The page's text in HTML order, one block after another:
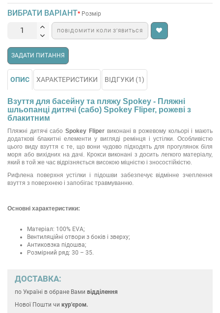
ВИБРАТИ ВАРІАНТ Розмір
ПОВІДОМИТИ КОЛИ З’ЯВИТЬСЯ
ЗАДАТИ ПИТАННЯ
ОПИС ХАРАКТЕРИСТИКИ ВІДГУКИ (1)
Взуття для басейну та пляжу Spokey - Пляжні
шльопанці дитячі (сабо) Spokey Fliper, рожеві з
блакитним
Пляжні дитячі сабоSpokey Fliperвиконані в рожевому кольорі і мають
додаткові блакитні елементи у вигляді ремінця і устілки. Особливістю
цього виду взуття є те, що вони чудово підходять для прогулянок біля
моря або вихідних на дачі. Крокси виконані з досить легкого матеріалу,
який в той же час відрізняється високою міцністю і зносостійкістю.
Рифлена поверхня устілки і підошви забезпечує відмінне зчеплення
взуття з поверхнею і запобігає травмуванню.
Основні характеристики:
Матеріал: 100% EVA;
Вентиляційні отвори з боків і зверху;
Антиковзка підошва;
Розмірний ряд: 30 – 35.
ДОСТАВКА:
по Україні в обране Вами відділення
Нової Пошти чи кур'єром.